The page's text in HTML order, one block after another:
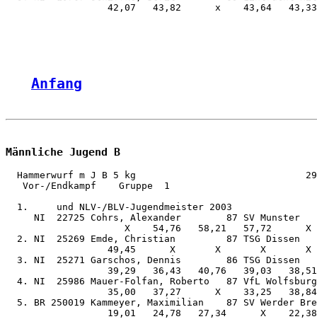
42,07   43,82      x    43,64
Anfang
Männliche Jugend B
Hammerwurf m J B 5 kg
   Vor-/Endkampf    Gruppe  1
  1.     und NLV-/BLV-Jugendmeister 2003
NI  22725 Cohrs, Alexander        87 SV Munster
X    54,76   58,21   57,72      X
2. NI  25269 Emde, Christian         87 TSG Dissen
49,45      X       X       X       X
3. NI  25271 Garschos, Dennis        86 TSG Dissen
39,29   36,43   40,76   39,03
4. NI  25986 Mauer-Folfan, Roberto   87 VfL
35,00   37,27      X    33,25
5. BR 250019 Kammeyer, Maximilian    87 SV Werder
19,01   24,78   27,34      X